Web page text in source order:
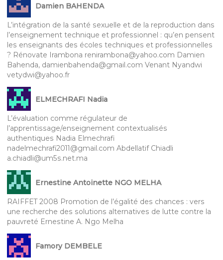
Damien BAHENDA
L’intégration de la santé sexuelle et de la reproduction dans
l’enseignement technique et professionnel : qu’en pensent
les enseignants des écoles techniques et professionnelles
? Rénovate Irambona renirambona@yahoo.com Damien
Bahenda, damienbahenda@gmail.com Venant Nyandwi
vetydwi@yahoo.fr
ELMECHRAFI Nadia
L’évaluation comme régulateur de
l’apprentissage/enseignement contextualisés
authentiques Nadia Elmechrafi
nadelmechrafi2011@gmail.com Abdellatif Chiadli
a.chiadli@um5s.net.ma
Ernestine Antoinette NGO MELHA
RAIFFET 2008 Promotion de l’égalité des chances : vers
une recherche des solutions alternatives de lutte contre la
pauvreté Ernestine A. Ngo Melha
Famory DEMBELE